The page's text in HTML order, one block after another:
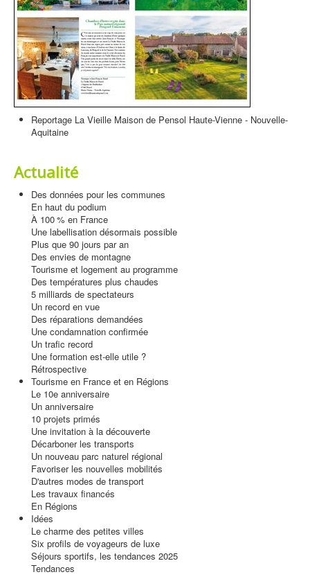
Reportage La Vieille Maison de Pensol Haute-Vienne - Nouvelle-
Aquitaine
Actualité
Des données pour les communes
En haut du podium
À 100 % en France
Une labellisation désormais possible
Plus que 90 jours par an
Des envies de montagne
Tourisme et logement au programme
Des températures plus chaudes
5 milliards de spectateurs
Un record en vue
Des réparations demandées
Une condamnation confirmée
Un trafic record
Une formation est-elle utile ?
Rétrospective
Tourisme en France et en Régions
Le 10e anniversaire
Un anniversaire
10 projets primés
Une invitation à la découverte
Décarboner les transports
Un nouveau parc naturel régional
Favoriser les nouvelles mobilités
D'autres modes de transport
Les travaux financés
En Régions
Idées
Le charme des petites villes
Six profils de voyageurs de luxe
Séjours sportifs, les tendances 2025
Tendances